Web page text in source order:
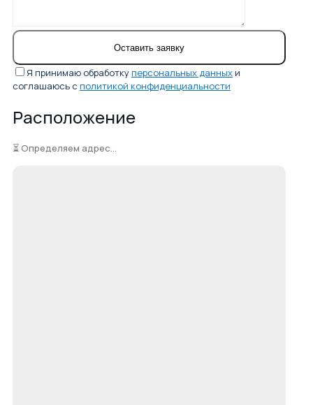
Я принимаю обработкуперсональных данных и
соглашаюсь с политикой конфиденциальности
Расположение
⏳ Определяем адрес...